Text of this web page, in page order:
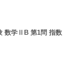
第1問 指数